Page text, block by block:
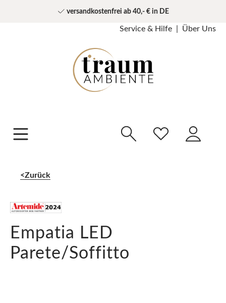
versandkostenfrei ab 40,- € in DE
Service & Hilfe Über Uns
Zurück
Empatia LED
Parete/Soffitto